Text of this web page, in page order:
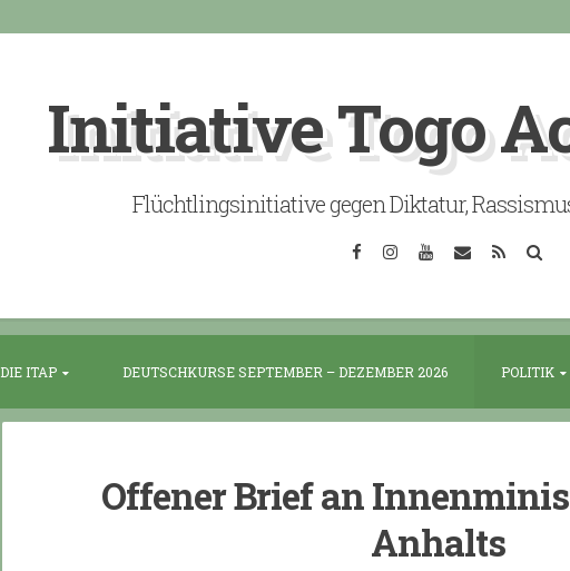
Initiative Togo
Flüchtlingsinitiative gegen Diktatur,
FacebookInstagramYouTube
EmailRSS
DIE ITAP DEUTSCHKURSE SEPTEMBER – DEZEMBER 2026 POLITIK
Offener Brief an
Anhalts